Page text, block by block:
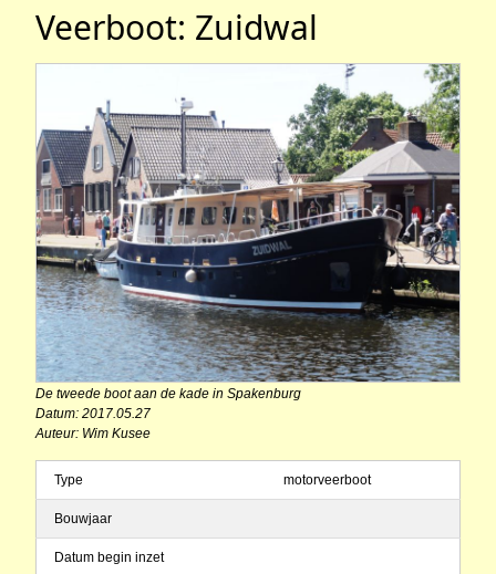
Veerboot: Zuidwal
De tweede boot aan de kade in Spakenburg
Datum: 2017.05.27
Auteur: Wim Kusee
Type motorveerboot
Bouwjaar
Datum begin inzet